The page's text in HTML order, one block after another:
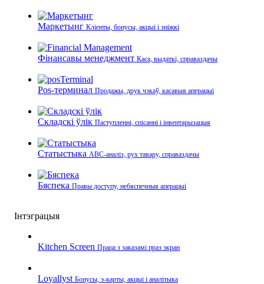
Маркетынг Кліенты, бонусы, акцыі і зніжкі
Фінансавы менеджмент Каса, выдаткі, справаздачы
Pos-терминал Продажы, друк чэкаў, касавыя аперацыі
Складскі ўлік Паступленні, спісанні і інвентарызацыя
Статыстыка ABC-аналіз, рух тавару, справаздачы
Бяспека Правы доступу, небяспечныя аперацыі
Інтэграцыя
Kitchen Screen Праца з заказамі праз экран
Loyallyst Бонусы, э‑карты, акцыі і аналітыка